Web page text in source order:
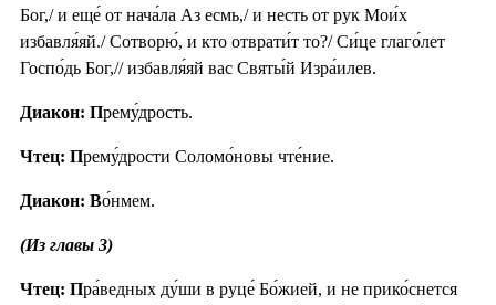
Бог,/ и еще́ от нача́ла Аз есмь,/ и несть от рук Мои́х
избавля́яй./ Сотворю́, и кто отврати́т то?/ Си́це глаго́лет
Госпо́дь Бог,// избавля́яй вас Святы́й Изра́илев.
Диакон: Прему́дрость.
Чтец: Прему́дрости Соломо́новы чте́ние.
Диакон: Во́нмем.
(Из главы 3)
Чтец: Пра́ведных ду́ши в руце́ Бо́жией, и не прико́снется